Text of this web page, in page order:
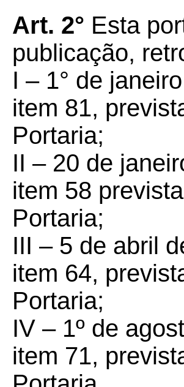
Art. 2° Esta
publicação,
I – 1° de
item 81,
Portaria;
II – 20 de
item 58
Portaria;
III – 5 de abril
item 64,
Portaria;
IV – 1º de
item 71,